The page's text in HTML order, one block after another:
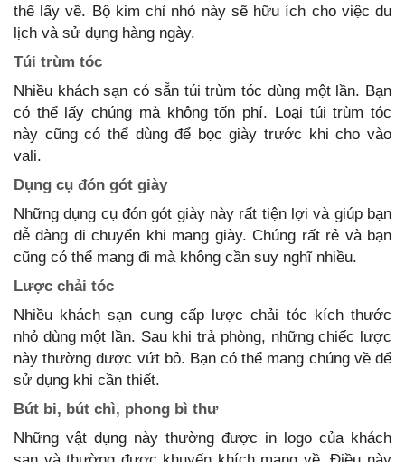
thể lấy về. Bộ kim chỉ nhỏ này sẽ hữu ích cho việc du
lịch và sử dụng hàng ngày.
Túi trùm tóc
Nhiều khách sạn có sẵn túi trùm tóc dùng một lần. Bạn
có thể lấy chúng mà không tốn phí. Loại túi trùm tóc
này cũng có thể dùng để bọc giày trước khi cho vào
vali.
Dụng cụ đón gót giày
Những dụng cụ đón gót giày này rất tiện lợi và giúp bạn
dễ dàng di chuyển khi mang giày. Chúng rất rẻ và bạn
cũng có thể mang đi mà không cần suy nghĩ nhiều.
Lược chải tóc
Nhiều khách sạn cung cấp lược chải tóc kích thước
nhỏ dùng một lần. Sau khi trả phòng, những chiếc lược
này thường được vứt bỏ. Bạn có thể mang chúng về để
sử dụng khi cần thiết.
Bút bi, bút chì, phong bì thư
Những vật dụng này thường được in logo của khách